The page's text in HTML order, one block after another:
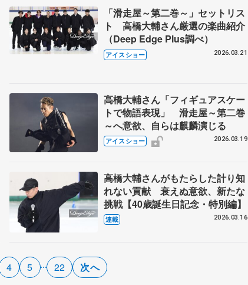
「滑走屋～第二巻～」セットリス
ト 高橋大輔さん厳選の楽曲紹介
（Deep Edge Plus調べ）
アイスショー 2026.03.21
高橋大輔さん「フィギュアスケー
トで物語表現」 滑走屋～第二巻
～へ意欲、自らは麒麟演じる
アイスショー 2026.03.19
高橋大輔さんがもたらした計り知
れない貢献 衰えぬ意欲、新たな
挑戦【40歳誕生日記念・特別編】
連載 2026.03.16
4 5 22 次へ